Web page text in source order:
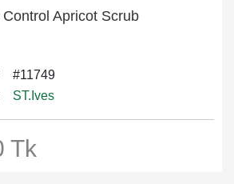
Apricot Scrub
#11749
ST.Ives
Tk